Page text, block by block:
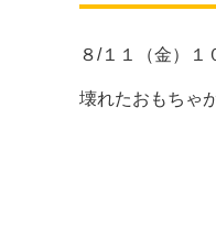
８/１１（金）
壊れたおもちゃ